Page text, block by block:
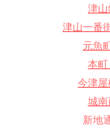
津
津山一番
元魚
本町
今津
城
新地